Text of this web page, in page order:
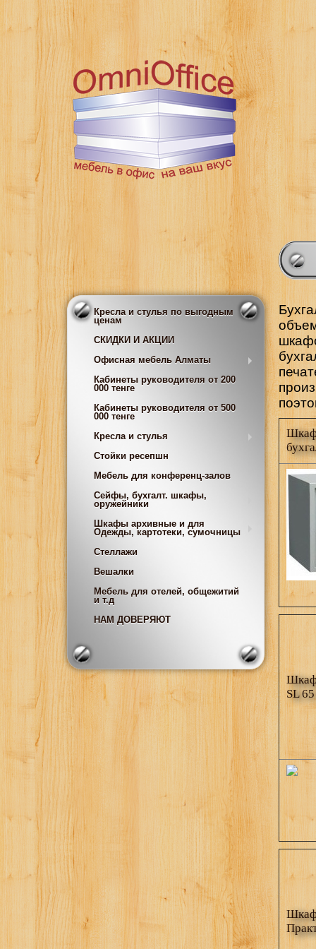
Кресла и стулья по выгодным
ценам
СКИДКИ И АКЦИИ
Офисная мебель Алматы
Кабинеты руководителя от 200
000 тенге
Кабинеты руководителя от 500
000 тенге
Кресла и стулья
Стойки ресепшн
Мебель для конференц-залов
Сейфы, бухгалт. шкафы,
оружейники
Шкафы архивные и для
Одежды, картотеки, сумочницы
Стеллажи
Вешалки
Мебель для отелей, общежитий
и т.д
НАМ ДОВЕРЯЮТ
Шкаф
Шкаф
SL 65
Шкаф